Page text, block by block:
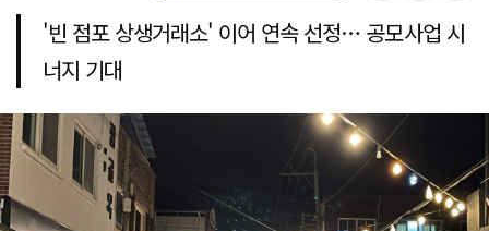
'빈 점포 상생거래소' 이어 연속 선정… 공모사업 시
너지 기대